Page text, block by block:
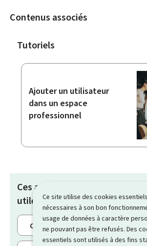
Ce site utilise des cookies essentiels
nécessaires à son bon
usage de données à caractère
ne pouvant pas être refusés. Des
essentiels sont utilisés à des fins
Contenus associés
Tutoriels
Ajouter un utilisateur
dans un espace
professionnel
Ces articles pourraient
utiles :
Créer un espace professionnel